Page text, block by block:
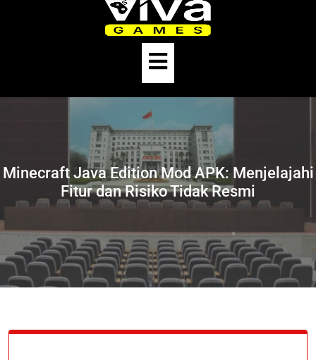
Open
Button
Minecraft Java Edition Mod APK: Menjelajahi
Fitur dan Risiko Tidak Resmi